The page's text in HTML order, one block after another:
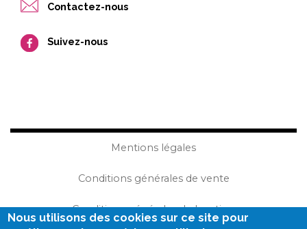
Contactez-nous
Suivez-nous
Mentions légales
Conditions générales de vente
Conditions générales de location
Nous utilisons des cookies sur ce site pour